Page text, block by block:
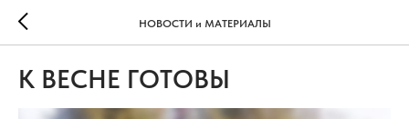
НОВОСТИ и МАТЕРИАЛЫ
К ВЕСНЕ ГОТОВЫ